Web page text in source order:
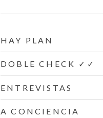
HAY PLAN
DOBLE CHECK ✓✓
ENTREVISTAS
A CONCIENCIA